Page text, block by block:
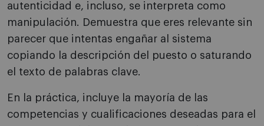
autenticidad e, incluso, se interpreta como
manipulación. Demuestra que eres relevante sin
parecer que intentas engañar al sistema
copiando la descripción del puesto o saturando
el texto de palabras clave.
En la práctica, incluye la mayoría de las
competencias y cualificaciones deseadas para el